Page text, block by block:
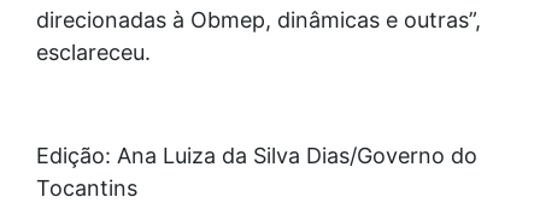
direcionadas à Obmep, dinâmicas e outras”,
esclareceu.
Edição: Ana Luiza da Silva Dias/Governo do
Tocantins